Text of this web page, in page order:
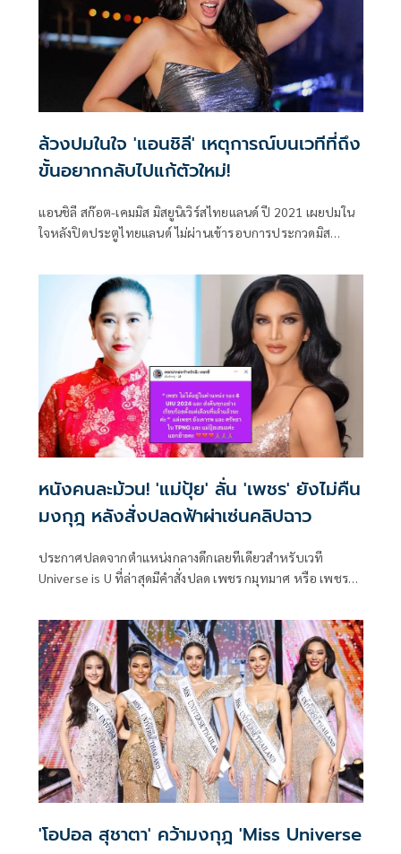
ล้วงปมในใจ 'แอนชิลี' เหตุการณ์บนเวทีที่ถึง
ขั้นอยากกลับไปแก้ตัวใหม่!
แอนชิลี สก๊อต-เคมมิส มิสยูนิเวิร์สไทยแลนด์ ปี 2021 เผยปมใน
ใจหลังปิดประตูไทยแลนด์ ไม่ผ่านเข้ารอบการประกวดมิส
ยังไงไหนเล่าซิ EP.27 กับพิธีกรตัวแม่สายเม้าท์ “อ้วน รีเทิร์น”
พร้อม “ก๊อตจิ ทัชชกร” แท็กทีม “ป้าตือ” บุกบ้านหลังใหม่
หนังคนละม้วน! 'แม่ปุ้ย' ลั่น 'เพชร' ยังไม่คืน
มงกุฎ หลังสั่งปลดฟ้าผ่าเซ่นคลิปฉาว
ประกาศปลดจากตำแหน่งกลางดึกเลยทีเดียวสำหรับเวที
Universe is U ที่ล่าสุดมีคำสั่งปลด เพชร กมุทมาศ หรือ เพชร
จากการที่เจ้าตัวมีคลิปมีเพศสัมพันธ์โดยปิดไฟแม้จะไม่เห็นภาพ
แต่เสียงชัดมาก
'โอปอล สุชาตา' คว้ามงกุฎ 'Miss Universe